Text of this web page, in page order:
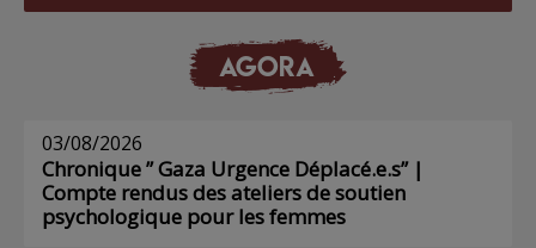
AGORA
03/08/2026
Chronique ” Gaza Urgence Déplacé.e.s” |
Compte rendus des ateliers de soutien
psychologique pour les femmes